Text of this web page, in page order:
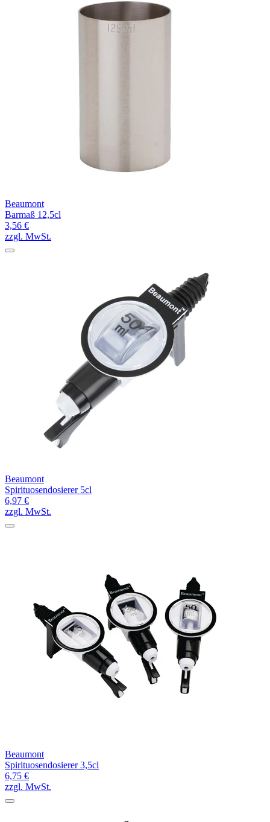
Beaumont
Barmaß 12,5cl
3,56 €
zzgl. MwSt.
Beaumont
Spirituosendosierer 5cl
6,97 €
zzgl. MwSt.
Beaumont
Spirituosendosierer 3,5cl
6,75 €
zzgl. MwSt.